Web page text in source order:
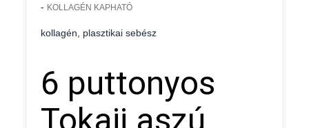
- KOLLAGÉN KAPHATÓ
kollagén, plasztikai sebész
6 puttonyos
Tokaji aszú